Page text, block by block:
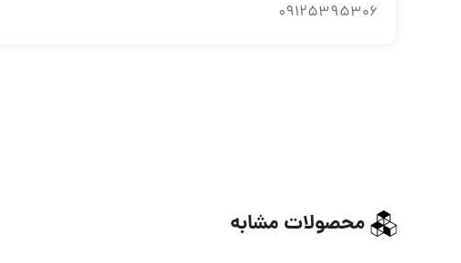
09125395306
محصولات مشابه